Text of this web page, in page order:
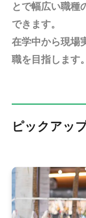
とで幅広い職種
できます。
在学中から現場
職を目指します。
ピックアッ